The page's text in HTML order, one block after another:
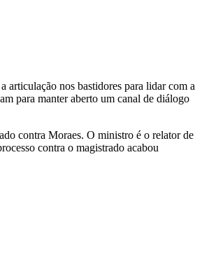
articulação nos bastidores para lidar com a
para manter aberto um canal de diálogo
contra Moraes. O ministro é o relator de
contra o magistrado acabou